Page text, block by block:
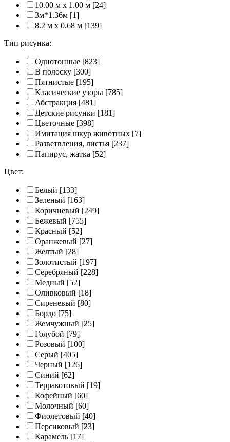
10.00 м x 1.00 м [24]
3м*1.36м [1]
8.2 м x 0.68 м [139]
Тип рисунка:
Однотонные [823]
В полоску [300]
Пятнистые [195]
Класические узоры [785]
Абстракция [481]
Детские рисунки [181]
Цветочные [398]
Имитация шкур животных [7]
Разветвления, листья [237]
Папирус, жатка [52]
Цвет:
Белый [133]
Зеленый [163]
Коричневый [249]
Бежевый [755]
Красный [52]
Оранжевый [27]
Желтый [28]
Золотистый [197]
Серебряный [228]
Медный [52]
Оливковый [18]
Сиреневый [80]
Бордо [75]
Жемчужный [25]
Голубой [79]
Розовый [100]
Серый [405]
Черный [126]
Синий [62]
Терракотовый [19]
Кофейный [60]
Молочный [60]
Фиолетовый [40]
Персиковый [23]
Карамель [17]